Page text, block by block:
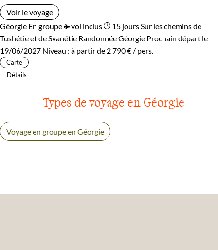
Voir le voyage
Géorgie En groupe vol inclus 15 jours Sur les chemins de
Tushétie et de Svanétie Randonnée Géorgie Prochain départ le
19/06/2027 Niveau : à partir de 2 790 € / pers.
Carte
Détails
Types de voyage en Géorgie
Voyage en groupe en Géorgie